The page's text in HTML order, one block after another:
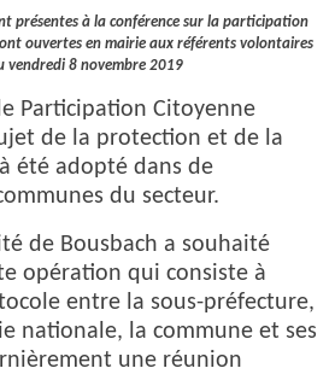
présentes à la conférence sur la participation
ouvertes en mairie aux référents volontaires
vendredi 8 novembre 2019
Participation Citoyenne
de la protection et de la
été adopté dans de
du secteur.
de Bousbach a souhaité
opération qui consiste à
entre la sous-préfecture,
nationale, la commune et ses
une réunion